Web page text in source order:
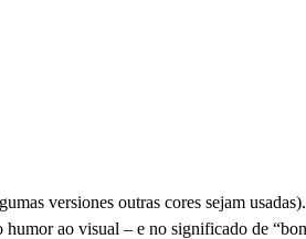
versiones outras cores sejam
ao visual – e no significado de